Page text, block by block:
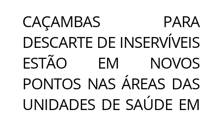
CAÇAMBAS PARA
DESCARTE DE INSERVÍVEIS
ESTÃO EM NOVOS
PONTOS NAS ÁREAS DAS
UNIDADES DE SAÚDE EM